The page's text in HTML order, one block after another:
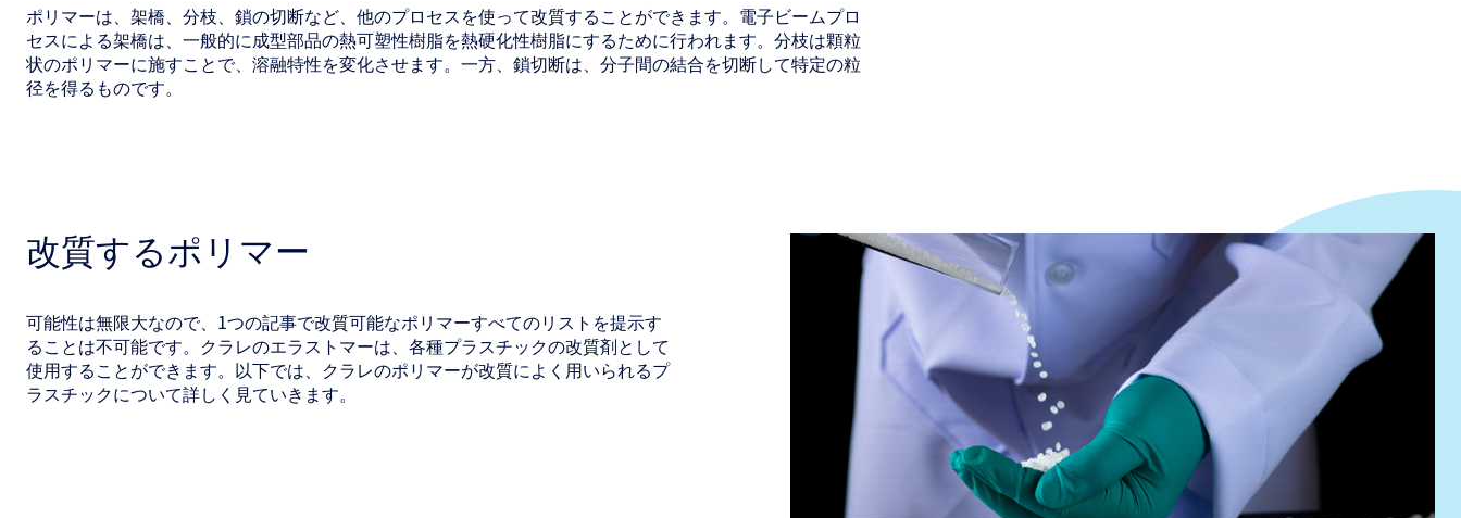
ポリマーは、架橋、分枝、鎖の切断など、他のプロセスを使って改質することができます。電子ビームプロ
セスによる架橋は、一般的に成型部品の熱可塑性樹脂を熱硬化性樹脂にするために行われます。分枝は顆粒
状のポリマーに施すことで、溶融特性を変化させます。一方、鎖切断は、分子間の結合を切断して特定の粒
径を得るものです。
改質するポリマー
可能性は無限大なので、1つの記事で改質可能なポリマーすべてのリストを提示す
ることは不可能です。クラレのエラストマーは、各種プラスチックの改質剤として
使用することができます。以下では、クラレのポリマーが改質によく用いられるプ
ラスチックについて詳しく見ていきます。